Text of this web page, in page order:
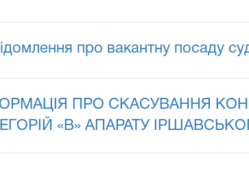
про вакантну посаду
ПРО СКАСУВАННЯ
«В» АПАРАТУ